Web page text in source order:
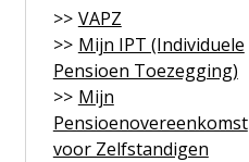
VAPZ
Mijn IPT (Individuele
Pensioen Toezegging)
Mijn
Pensioenovereenkomst
voor Zelfstandigen